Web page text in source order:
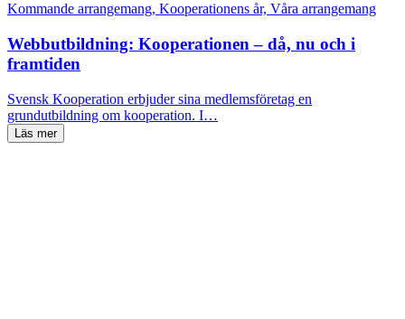
Kommande arrangemang, Kooperationens år, Våra arrangemang
Webbutbildning: Kooperationen – då, nu och i
framtiden
Svensk Kooperation erbjuder sina medlemsföretag en
grundutbildning om kooperation. I…
Läs mer